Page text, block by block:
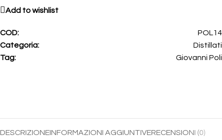
Add to wishlist
COD:
POL14
Categoria:
Distillati
Tag:
Giovanni Poli
DESCRIZIONEINFORMAZIONI AGGIUNTIVERECENSIONI (0)